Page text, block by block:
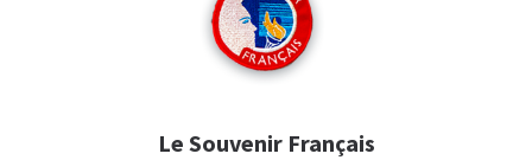
Le Souvenir Français